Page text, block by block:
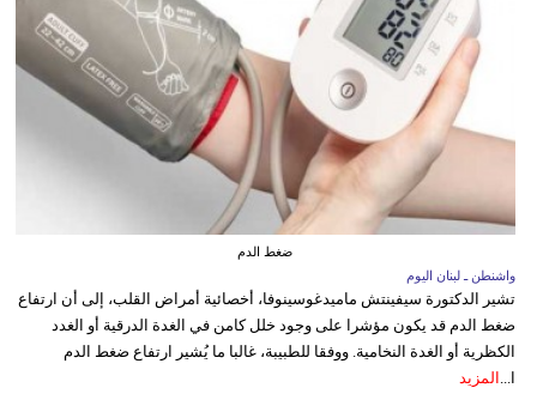
ضغط الدم
واشنطن ـ لبنان اليوم
تشير الدكتورة سيفينتش ماميدغوسينوفا، أخصائية أمراض القلب، إلى أن ارتفاع
ضغط الدم قد يكون مؤشرا على وجود خلل كامن في الغدة الدرقية أو الغدد
الكظرية أو الغدة النخامية. ووفقا للطبيبة، غالبا ما يُشير ارتفاع ضغط الدم
ا... المزيد